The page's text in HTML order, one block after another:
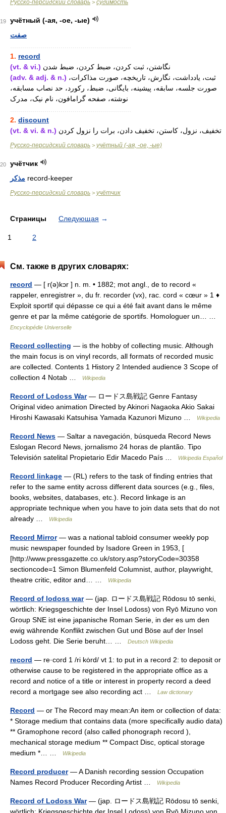
Русско-персидский словарь > судимость
19
учётный (-ая, -ое, -ые)
صفت
1. record
(vt. & vi.) نگاشتن، ثبت کردن، ضبط کردن، ضبط شدن
(adv. & adj. & n.)
صورت جلسه، سابقه، پیشینه، بایگانی، ضبط، رکورد، حد نصاب مسابقه،
نوشته، صفحه گرامافون، نام نیک، مدرک
2. discount
(vt. & vi. & n.) تخفیف، نزول، کاستن، تخفیف دادن، برات را نزول کردن
Русско-персидский словарь > учётный (-ая, -ое, -ые)
20
учётчик
مذکر record-keeper
Русско-персидский словарь > учётчик
Страницы Следующая →
1 2
См. также в других словарях:
record — [ r(ə)kɔr ] n. m. • 1882; mot angl., de to record «
rappeler, enregistrer », du fr. recorder (vx), rac. cord « cœur » 1 ♦
Exploit sportif qui dépasse ce qui a été fait avant dans le même
genre et par la même catégorie de sportifs. Homologuer un… …
Encyclopédie Universelle
Record collecting — is the hobby of collecting music. Although
the main focus is on vinyl records, all formats of recorded music
are collected. Contents 1 History 2 Intended audience 3 Scope of
collection 4 Notab …
Wikipedia
Record of Lodoss War— ロードス島戦記 Genre Fantasy
Original video animation Directed by Akinori Nagaoka Akio Sakai
Hiroshi Kawasaki Katsuhisa Yamada Kazunori Mizuno …
Wikipedia
Record News — Saltar a navegación, búsqueda Record News
Eslogan Record News, jornalismo 24 horas de plantão. Tipo
Televisión satelital Propietario Edir Macedo País …
Wikipedia Español
Record linkage — (RL) refers to the task of finding entries that
refer to the same entity across different data sources (e.g., files,
books, websites, databases, etc.). Record linkage is an
appropriate technique when you have to join data sets that do not
already …
Wikipedia
Record Mirror— was a national tabloid consumer weekly pop
music newspaper founded by Isadore Green in 1953, [
[http://www.pressgazette.co.uk/story.asp?storyCode=30358
sectioncode=1 Simon Blumenfeld Columnist, author, playwright,
theatre critic, editor and… …
Wikipedia
Record of lodoss war— (jap. ロードス島戦記 Rōdosu tō senki,
wörtlich: Kriegsgeschichte der Insel Lodoss) von Ryō Mizuno von
Group SNE ist eine japanische Roman Serie, in der es um den
ewig währende Konflikt zwischen Gut und Böse auf der Insel
Lodoss geht. Die Serie beruht… …
Deutsch Wikipedia
record — re·cord 1 /ri kȯrd/ vt 1: to put in a record 2: to deposit or
otherwise cause to be registered in the appropriate office as a
record and notice of a title or interest in property record a deed
record a mortgage see also recording act …
Law dictionary
Record — or The Record may mean:An item or collection of data:
* Storage medium that contains data (more specifically audio data)
** Gramophone record (also called phonograph record ),
mechanical storage medium ** Compact Disc, optical storage
medium *… …
Wikipedia
Record producer— A Danish recording session Occupation
Names Record Producer Recording Artist …
Wikipedia
Record of Lodoss War— (jap. ロードス島戦記 Rōdosu tō senki,